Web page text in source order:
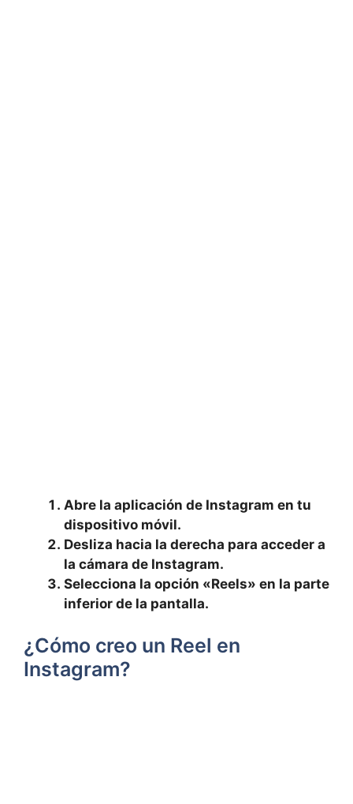
Abre la aplicación de Instagram en ‍tu
dispositivo móvil.
Desliza hacia la derecha para acceder ‌a
la cámara de Instagram.
Selecciona la opción «Reels» en la parte
‌inferior de la ⁣pantalla.
¿Cómo creo un Reel en
Instagram?